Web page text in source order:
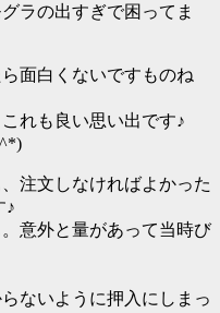
ラの出すぎで困ってま
面白くないですものね
れも良い思い出です♪
注文しなければよかった
♪
意外と量があって当時び
ないように押入にしまっ